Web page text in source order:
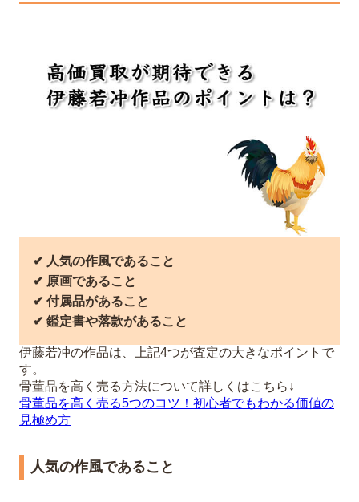
✔︎ 人気の作風であること
✔︎ 原画であること
✔︎ 付属品があること
✔︎ 鑑定書や落款があること
伊藤若冲の作品は、上記4つが査定の大きなポイントで
す。
骨董品を高く売る方法について詳しくはこちら↓
骨董品を高く売る5つのコツ！初心者でもわかる価値の
見極め方
人気の作風であること